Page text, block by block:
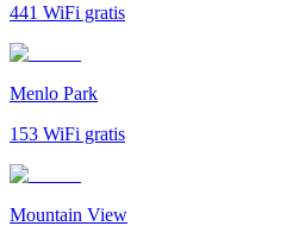
441 WiFi gratis
Menlo Park
153 WiFi gratis
Mountain View